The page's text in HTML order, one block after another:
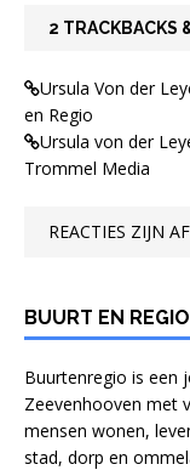
2 TRACKBACKS
Ursula Von der
en Regio
Ursula von der
Trommel Media
REACTIES ZIJN
BUURT EN REGIO
Buurtenregio is een
Zeevenhooven met
mensen wonen,
stad, dorp en